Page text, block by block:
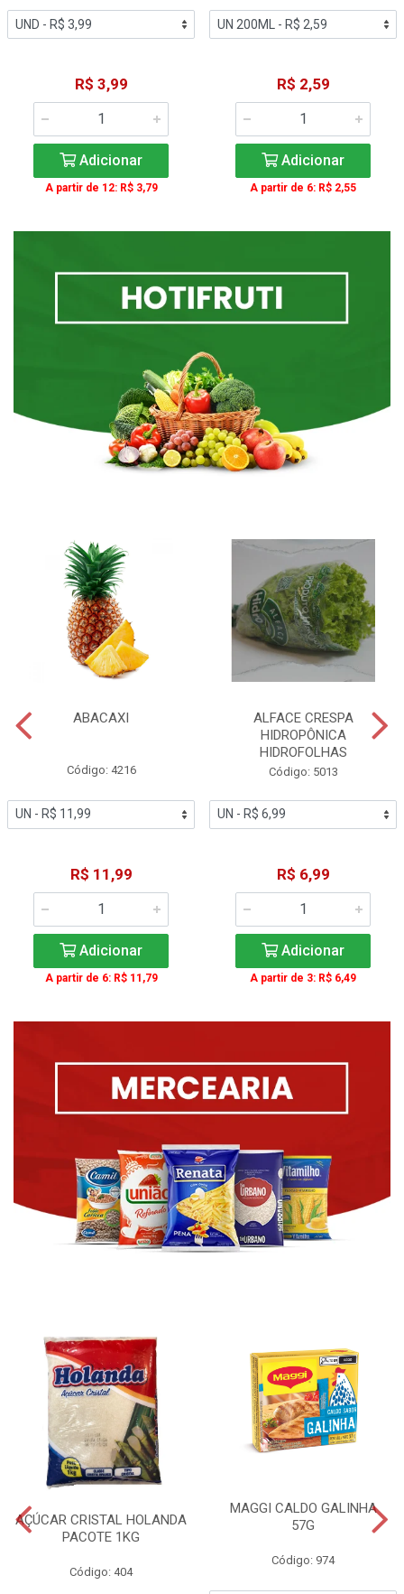
R$ 3,99
Adicionar
A partir de 12: R$ 3,79
R$ 2,59
Adicionar
A partir de 6: R$ 2,55
ABACAXI
Código: 4216
R$ 11,99
Adicionar
A partir de 6: R$ 11,79
ALFACE CRESPA
HIDROPÔNICA
HIDROFOLHAS
Código: 5013
R$ 6,99
Adicionar
A partir de 3: R$ 6,49
AÇÚCAR CRISTAL HOLANDA
PACOTE 1KG
Código: 404
MAGGI CALDO GALINHA
57G
Código: 974